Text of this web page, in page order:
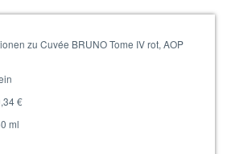
zu Cuvée BRUNO Tome IV rot, AOP
€
ml